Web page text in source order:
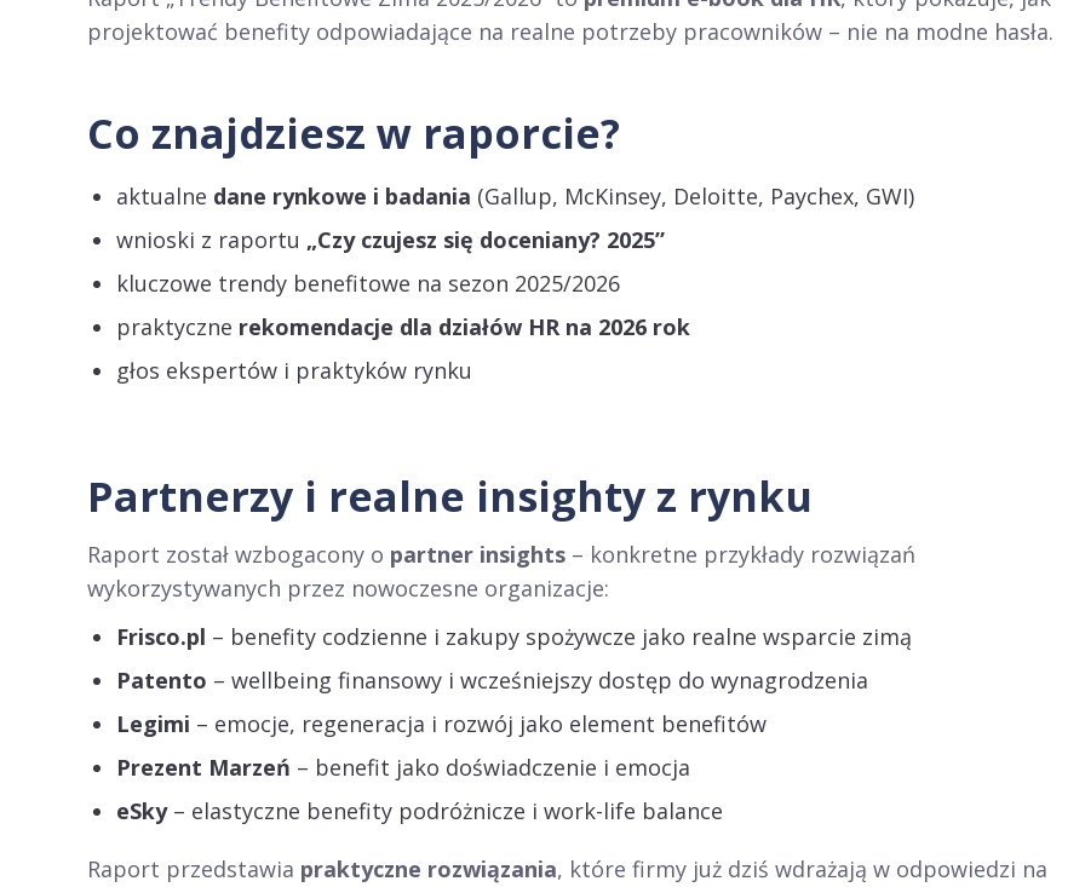
projektować benefity odpowiadające na realne potrzeby pracowników – nie na modne hasła.
Co znajdziesz w raporcie?
aktualne dane rynkowe i badania (Gallup, McKinsey, Deloitte, Paychex, GWI)
wnioski z raportu „Czy czujesz się doceniany? 2025”
kluczowe trendy benefitowe na sezon 2025/2026
praktyczne rekomendacje dla działów HR na 2026 rok
głos ekspertów i praktyków rynku
Partnerzy i realne insighty z rynku
Raport został wzbogacony o partner insights – konkretne przykłady rozwiązań
wykorzystywanych przez nowoczesne organizacje:
Frisco.pl – benefity codzienne i zakupy spożywcze jako realne wsparcie zimą
Patento – wellbeing finansowy i wcześniejszy dostęp do wynagrodzenia
Legimi – emocje, regeneracja i rozwój jako element benefitów
Prezent Marzeń – benefit jako doświadczenie i emocja
eSky– elastyczne benefity podróżnicze i work-life balance
Raport przedstawia praktyczne rozwiązania, które firmy już dziś wdrażają w odpowiedzi na